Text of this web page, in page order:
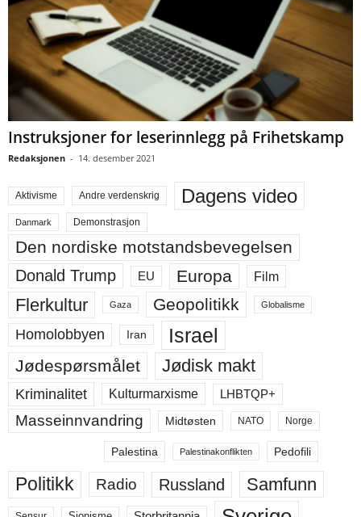
Instruksjoner for leserinnlegg på Frihetskamp
Redaksjonen - 14. desember 2021
Aktivisme Andre verdenskrig Dagens video
Danmark Demonstrasjon
Den nordiske motstandsbevegelsen
Donald Trump EU Europa Film
Flerkultur Gaza Geopolitikk Globalisme
Homolobbyen Iran Israel
Jødespørsmålet Jødisk makt
Kriminalitet Kulturmarxisme LHBTQP+
Masseinnvandring Midtøsten NATO Norge
Palestina Palestinakonflikten Pedofili
Politikk Radio Russland Samfunn